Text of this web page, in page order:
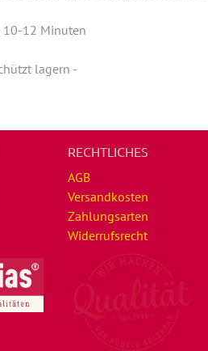
10-12 Minuten
lagern -
RECHTLICHES
AGB
Versandkosten
Zahlungsarten
Widerrufsrecht